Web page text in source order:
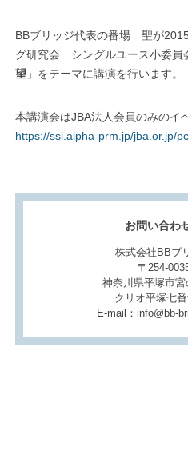
BBブリッジ代表の番場 聖が
グ研究会 シングルユース小委員
望 」をテーマに講演を行います。
本講演会はJBA法人会員のみのイ
https://ssl.alpha-prm.jp/jba.or.jp/
お問い合わ
株式会社BBブ
〒254-
神奈川県平塚市宮
クリオ平塚七
E-mail：info@bb-